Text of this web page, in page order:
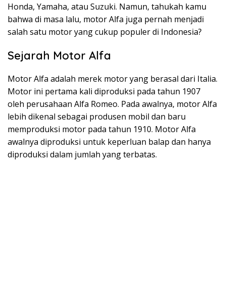
Honda, Yamaha, atau Suzuki. Namun, tahukah kamu
bahwa di masa lalu, motor Alfa juga pernah menjadi
salah satu motor yang cukup populer di Indonesia?
Sejarah Motor Alfa
Motor Alfa adalah merek motor yang berasal dari Italia.
Motor ini pertama kali diproduksi pada tahun 1907
oleh perusahaan Alfa Romeo. Pada awalnya, motor Alfa
lebih dikenal sebagai produsen mobil dan baru
memproduksi motor pada tahun 1910. Motor Alfa
awalnya diproduksi untuk keperluan balap dan hanya
diproduksi dalam jumlah yang terbatas.